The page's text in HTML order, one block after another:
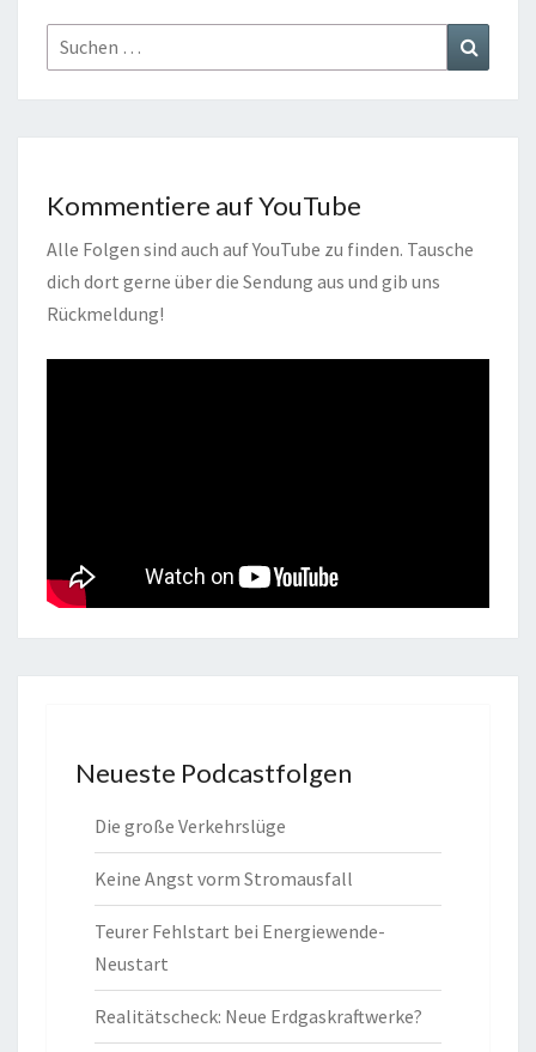
Suchen
nach:
Kommentiere auf YouTube
Alle Folgen sind auch auf YouTube zu finden. Tausche
dich dort gerne über die Sendung aus und gib uns
Rückmeldung!
Neueste Podcastfolgen
Die große Verkehrslüge
Keine Angst vorm Stromausfall
Teurer Fehlstart bei Energiewende-
Neustart
Realitätscheck: Neue Erdgaskraftwerke?